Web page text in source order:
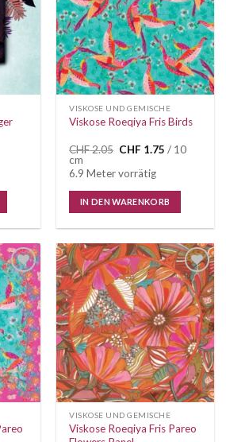
VISKOSE UND GEMISCHE
Viskose Roeqiya Fris Birds
CHF2.05 Ursprünglicher
war:
CHF 2.05
CHF 1.75 Aktueller
/ 10
cm
6.9 Meter vorrätig
IN DEN WARENKORB
VISKOSE UND GEMISCHE
Viskose Roeqiya Fris Pareo